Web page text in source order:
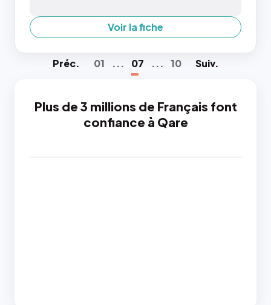
Voir la fiche
Préc. 01 ... 07 ... 10 Suiv.
Plus de 3 millions de Français font
confiance à Qare